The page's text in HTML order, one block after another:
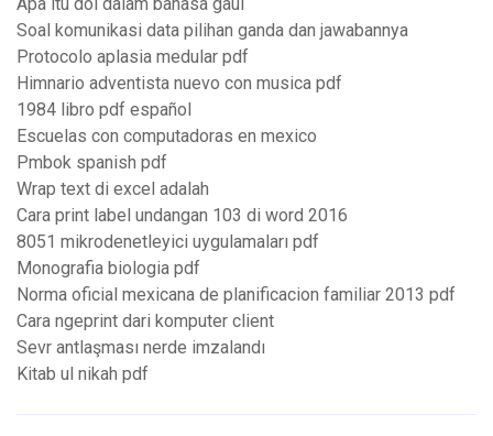
Apa itu doi dalam bahasa gaul
Soal komunikasi data pilihan ganda dan jawabannya
Protocolo aplasia medular pdf
Himnario adventista nuevo con musica pdf
1984 libro pdf español
Escuelas con computadoras en mexico
Pmbok spanish pdf
Wrap text di excel adalah
Cara print label undangan 103 di word 2016
8051 mikrodenetleyici uygulamaları pdf
Monografia biologia pdf
Norma oficial mexicana de planificacion familiar 2013 pdf
Cara ngeprint dari komputer client
Sevr antlaşması nerde imzalandı
Kitab ul nikah pdf